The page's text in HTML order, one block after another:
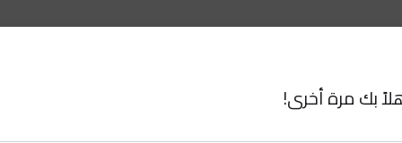
بك مرة أخرى!